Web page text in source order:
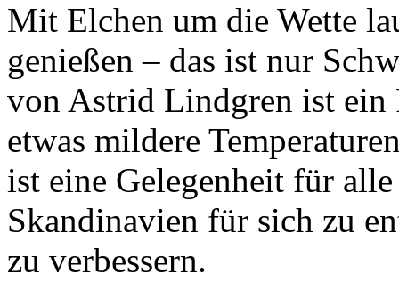
Mit Elchen um die Wette
genießen – das ist nur
von Astrid Lindgren ist ein
etwas mildere
ist eine Gelegenheit für
Skandinavien für sich zu
zu verbessern.